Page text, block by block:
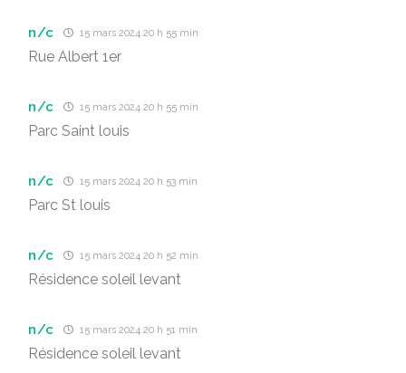
n/c 15 mars 2024 20 h 55 min
Rue Albert 1er
n/c 15 mars 2024 20 h 55 min
Parc Saint louis
n/c 15 mars 2024 20 h 53 min
Parc St louis
n/c 15 mars 2024 20 h 52 min
Résidence soleil levant
n/c 15 mars 2024 20 h 51 min
Résidence soleil levant